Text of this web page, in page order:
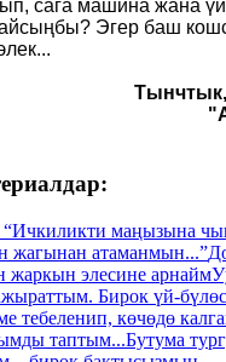
сага машина жана
Эгер баш
маңызына
жагынан атаманмын...”
жаркын элесине арнайм
Бирок үй-
тебеленип, көчөдө
таптым...Бутума